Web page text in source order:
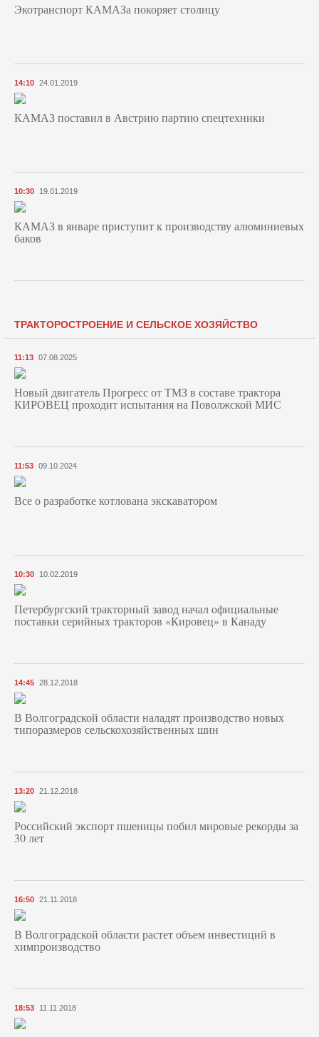
Экотранспорт КАМАЗа покоряет столицу
14:10 24.01.2019
КАМАЗ поставил в Австрию партию спецтехники
10:30 19.01.2019
КАМАЗ в январе приступит к производству алюминиевых
баков
ТРАКТОРОСТРОЕНИЕ И СЕЛЬСКОЕ ХОЗЯЙСТВО
11:13 07.08.2025
Новый двигатель Прогресс от ТМЗ в составе трактора
КИРОВЕЦ проходит испытания на Поволжской МИС
11:53 09.10.2024
Все о разработке котлована экскаватором
10:30 10.02.2019
Петербургский тракторный завод начал официальные
поставки серийных тракторов «Кировец» в Канаду
14:45 28.12.2018
В Волгоградской области наладят производство новых
типоразмеров сельскохозяйственных шин
13:20 21.12.2018
Российский экспорт пшеницы побил мировые рекорды за
30 лет
16:50 21.11.2018
В Волгоградской области растет объем инвестиций в
химпроизводство
18:53 11.11.2018